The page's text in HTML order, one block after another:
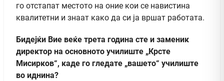
го отстапат местото на оние кои се навистина
квалитетни и знаат како да си ја вршат работата.
Бидејќи Вие веќе трета година сте и заменик
директор на основното училиште „Крсте
Мисирков“, каде го гледате „вашето“ училиште
во иднина?